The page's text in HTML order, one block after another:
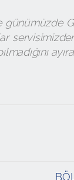
günümüzde